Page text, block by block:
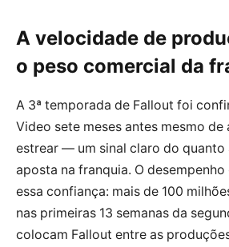
A velocidade de
o peso comercial da
A 3ª temporada de Fallout foi
Video sete meses antes mesmo de
estrear — um sinal claro do quanto
aposta na franquia. O
essa confiança: mais de 100
nas primeiras 13 semanas da
colocam Fallout entre as